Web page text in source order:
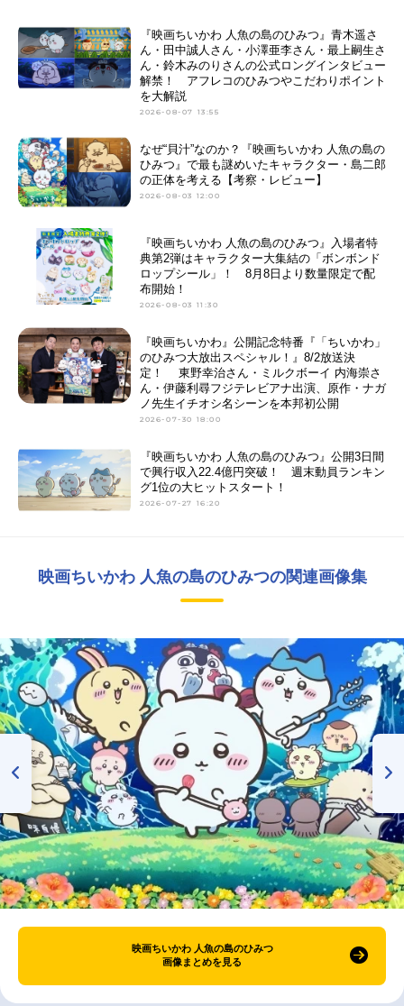
『映画ちいかわ 人魚の島のひみつ』青木遥さ
ん・田中誠人さん・小澤亜李さん・最上嗣生さ
ん・鈴木みのりさんの公式ロングインタビュー
解禁！ アフレコのひみつやこだわりポイント
を大解説
2026-08-07 13:55
なぜ“貝汁”なのか？『映画ちいかわ 人魚の島の
ひみつ』で最も謎めいたキャラクター・島二郎
の正体を考える【考察・レビュー】
2026-08-03 12:00
『映画ちいかわ 人魚の島のひみつ』入場者特
典第2弾はキャラクター大集結の「ボンボンド
ロップシール」！ 8月8日より数量限定で配
布開始！
2026-08-03 11:30
『映画ちいかわ』公開記念特番『「ちいかわ」
のひみつ大放出スペシャル！』8/2放送決
定！ 東野幸治さん・ミルクボーイ 内海崇さ
ん・伊藤利尋フジテレビアナ出演、原作・ナガ
ノ先生イチオシ名シーンを本邦初公開
2026-07-30 18:00
『映画ちいかわ 人魚の島のひみつ』公開3日間
で興行収入22.4億円突破！ 週末動員ランキン
グ1位の大ヒットスタート！
2026-07-27 16:20
映画ちいかわ 人魚の島のひみつの関連画像集
映画ちいかわ 人魚の島のひみつ
画像まとめを見る